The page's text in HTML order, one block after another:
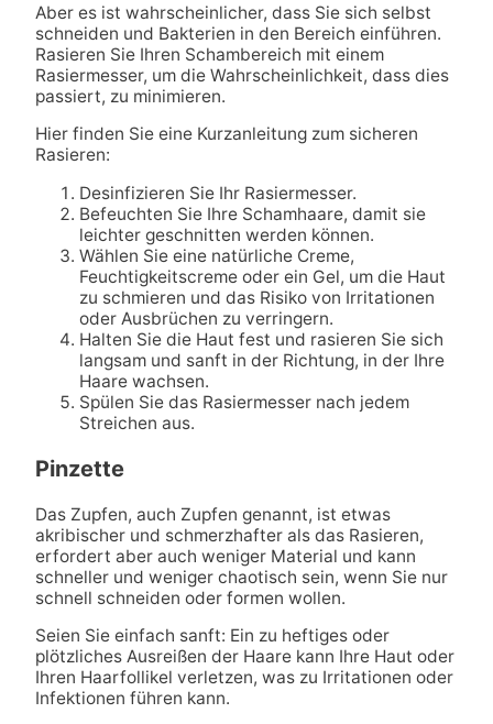
Aber es ist wahrscheinlicher, dass Sie sich selbst
schneiden und Bakterien in den Bereich einführen.
Rasieren Sie Ihren Schambereich mit einem
Rasiermesser, um die Wahrscheinlichkeit, dass dies
passiert, zu minimieren.
Hier finden Sie eine Kurzanleitung zum sicheren
Rasieren:
Desinfizieren Sie Ihr Rasiermesser.
Befeuchten Sie Ihre Schamhaare, damit sie
leichter geschnitten werden können.
Wählen Sie eine natürliche Creme,
Feuchtigkeitscreme oder ein Gel, um die Haut
zu schmieren und das Risiko von Irritationen
oder Ausbrüchen zu verringern.
Halten Sie die Haut fest und rasieren Sie sich
langsam und sanft in der Richtung, in der Ihre
Haare wachsen.
Spülen Sie das Rasiermesser nach jedem
Streichen aus.
Pinzette
Das Zupfen, auch Zupfen genannt, ist etwas
akribischer und schmerzhafter als das Rasieren,
erfordert aber auch weniger Material und kann
schneller und weniger chaotisch sein, wenn Sie nur
schnell schneiden oder formen wollen.
Seien Sie einfach sanft: Ein zu heftiges oder
plötzliches Ausreißen der Haare kann Ihre Haut oder
Ihren Haarfollikel verletzen, was zu Irritationen oder
Infektionen führen kann.